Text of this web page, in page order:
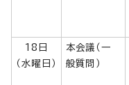
18日
（水曜日）
本会議（一
般質問）